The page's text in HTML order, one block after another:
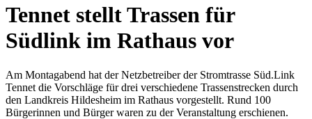
Tennet stellt Trassen für
Südlink im Rathaus vor
Am Montagabend hat der Netzbetreiber der Stromtrasse Süd.Link
Tennet die Vorschläge für drei verschiedene Trassenstrecken durch
den Landkreis Hildesheim im Rathaus vorgestellt. Rund 100
Bürgerinnen und Bürger waren zu der Veranstaltung erschienen.